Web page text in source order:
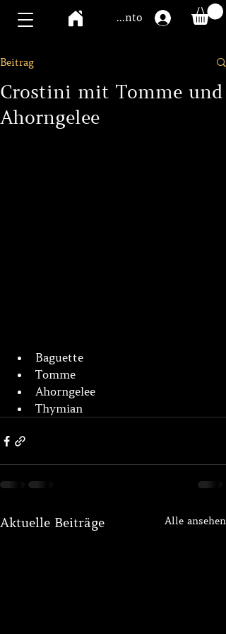
Mawoo Konto
Beitrag
Crostini mit Tomme und
Ahorngelee
Baguette
Tomme
Ahorngelee
Thymian
Aktuelle Beiträge Alle ansehen